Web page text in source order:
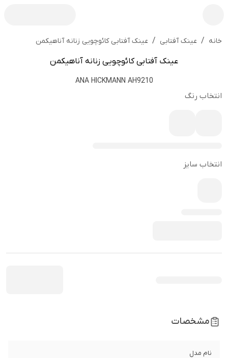
خانه / عینک آفتابی / عینک آفتابی کائوچویی زنانه آناهیکمن
عینک آفتابی کائوچویی زنانه آناهیکمن
ANA HICKMANN AH9210
انتخاب رنگ
انتخاب سایز
مشخصات
نام مدل